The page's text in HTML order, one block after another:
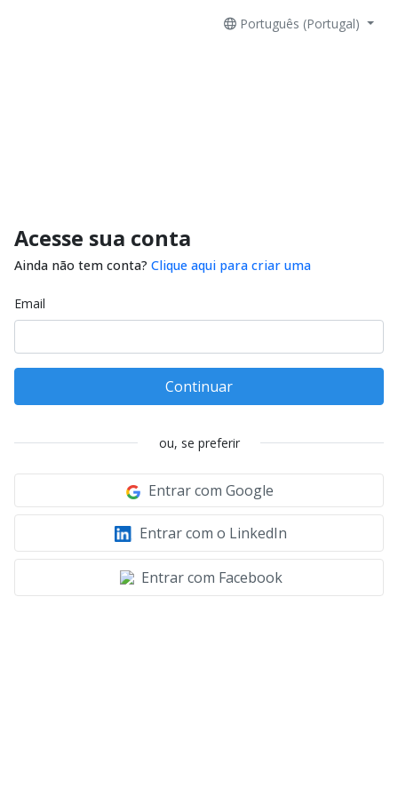
Português (Portugal)
Acesse sua conta
Ainda não tem conta? Clique aqui para criar uma
Email
Continuar
ou, se preferir
Entrar com Google
Entrar com o LinkedIn
Entrar com Facebook